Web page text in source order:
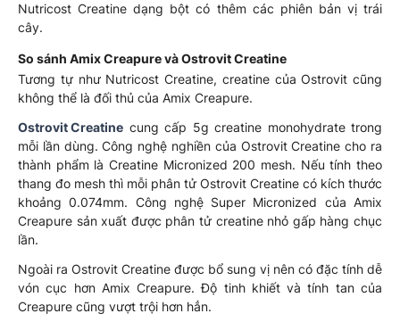
Nutricost Creatine dạng bột có thêm các phiên bản vị trái
cây.
So sánh Amix Creapure và Ostrovit Creatine
Tương tự như Nutricost Creatine, creatine của Ostrovit cũng
không thể là đối thủ của Amix Creapure.
Ostrovit Creatine cung cấp 5g creatine monohydrate trong
mỗi lần dùng. Công nghệ nghiền của Ostrovit Creatine cho ra
thành phẩm là Creatine Micronized 200 mesh. Nếu tính theo
thang đo mesh thì mỗi phân tử Ostrovit Creatine có kích thước
khoảng 0.074mm. Công nghệ Super Micronized của Amix
Creapure sản xuất được phân tử creatine nhỏ gấp hàng chục
lần.
Ngoài ra Ostrovit Creatine được bổ sung vị nên có đặc tính dễ
vón cục hơn Amix Creapure. Độ tinh khiết và tính tan của
Creapure cũng vượt trội hơn hẳn.